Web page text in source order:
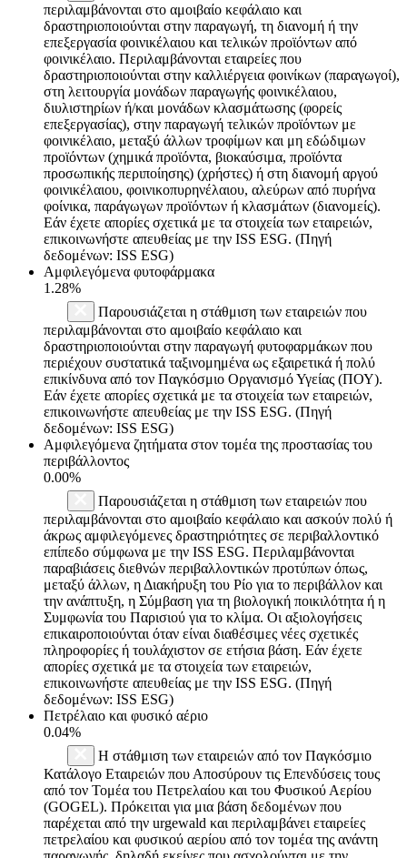
περιλαμβάνονται στο αμοιβαίο κεφάλαιο και
δραστηριοποιούνται στην παραγωγή, τη διανομή ή την
επεξεργασία φοινικέλαιου και τελικών προϊόντων από
φοινικέλαιο. Περιλαμβάνονται εταιρείες που
δραστηριοποιούνται στην καλλιέργεια φοινίκων (παραγωγοί),
στη λειτουργία μονάδων παραγωγής φοινικέλαιου,
διυλιστηρίων ή/και μονάδων κλασμάτωσης (φορείς
επεξεργασίας), στην παραγωγή τελικών προϊόντων με
φοινικέλαιο, μεταξύ άλλων τροφίμων και μη εδώδιμων
προϊόντων (χημικά προϊόντα, βιοκαύσιμα, προϊόντα
προσωπικής περιποίησης) (χρήστες) ή στη διανομή αργού
φοινικέλαιου, φοινικοπυρηνέλαιου, αλεύρων από πυρήνα
φοίνικα, παράγωγων προϊόντων ή κλασμάτων (διανομείς).
Εάν έχετε απορίες σχετικά με τα στοιχεία των εταιρειών,
επικοινωνήστε απευθείας με την ISS ESG. (Πηγή
δεδομένων: ISS ESG)
Αμφιλεγόμενα φυτοφάρμακα
1.28%
Παρουσιάζεται η στάθμιση των εταιρειών που
περιλαμβάνονται στο αμοιβαίο κεφάλαιο και
δραστηριοποιούνται στην παραγωγή φυτοφαρμάκων που
περιέχουν συστατικά ταξινομημένα ως εξαιρετικά ή πολύ
επικίνδυνα από τον Παγκόσμιο Οργανισμό Υγείας (ΠΟΥ).
Εάν έχετε απορίες σχετικά με τα στοιχεία των εταιρειών,
επικοινωνήστε απευθείας με την ISS ESG. (Πηγή
δεδομένων: ISS ESG)
Αμφιλεγόμενα ζητήματα στον τομέα της προστασίας του
περιβάλλοντος
0.00%
Παρουσιάζεται η στάθμιση των εταιρειών που
περιλαμβάνονται στο αμοιβαίο κεφάλαιο και ασκούν πολύ ή
άκρως αμφιλεγόμενες δραστηριότητες σε περιβαλλοντικό
επίπεδο σύμφωνα με την ISS ESG. Περιλαμβάνονται
παραβιάσεις διεθνών περιβαλλοντικών προτύπων όπως,
μεταξύ άλλων, η Διακήρυξη του Ρίο για το περιβάλλον και
την ανάπτυξη, η Σύμβαση για τη βιολογική ποικιλότητα ή η
Συμφωνία του Παρισιού για το κλίμα. Οι αξιολογήσεις
επικαιροποιούνται όταν είναι διαθέσιμες νέες σχετικές
πληροφορίες ή τουλάχιστον σε ετήσια βάση. Εάν έχετε
απορίες σχετικά με τα στοιχεία των εταιρειών,
επικοινωνήστε απευθείας με την ISS ESG. (Πηγή
δεδομένων: ISS ESG)
Πετρέλαιο και φυσικό αέριο
0.04%
Η στάθμιση των εταιρειών από τον Παγκόσμιο
Κατάλογο Εταιρειών που Αποσύρουν τις Επενδύσεις τους
από τον Τομέα του Πετρελαίου και του Φυσικού Αερίου
(GOGEL). Πρόκειται για μια βάση δεδομένων που
παρέχεται από την urgewald και περιλαμβάνει εταιρείες
πετρελαίου και φυσικού αερίου από τον τομέα της ανάντη